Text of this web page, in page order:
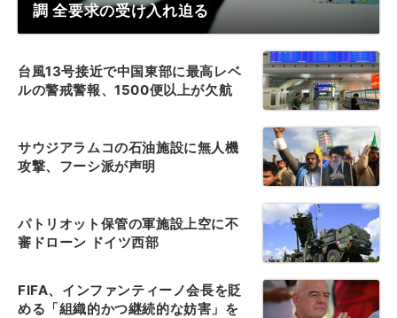
調 全要求の受け入れ迫る
台風13号接近で中国東部に最高レベ
ルの警戒警報、1500便以上が欠航
サウジアラムコの石油施設に無人機
攻撃、フーシ派が声明
パトリオット保管の軍施設上空に不
審ドローン ドイツ西部
FIFA、インファンティーノ会長を貶
める「組織的かつ継続的な妨害」を